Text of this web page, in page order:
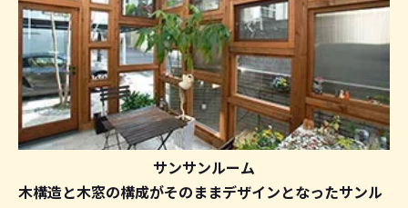
サンサンルーム
木構造と木窓の構成がそのままデザインとなったサンル